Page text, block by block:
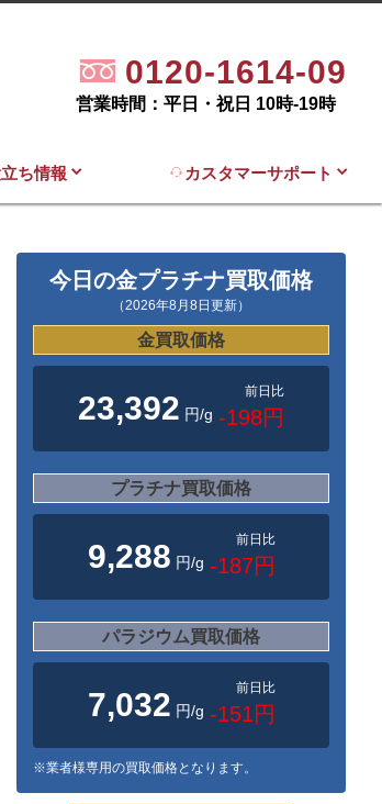
0120-1614-09
営業時間：平日・祝日 10時-19時
ち情報 カスタマーサポート
今日の金プラチナ買取価格
（2026年8月8日更新）
金買取価格
23,392 円/g
前日比
-198円
プラチナ買取価格
9,288 円/g
前日比
-187円
パラジウム買取価格
7,032 円/g
前日比
-151円
※業者様専用の買取価格となります。